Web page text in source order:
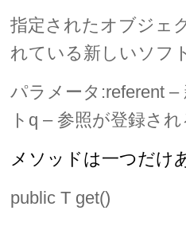
指定されたオブジェ
れている新しいソフ
パラメータ:referent
トq – 参照が登録さ
メソッドは一つだけ
public T get()